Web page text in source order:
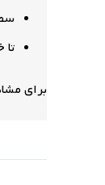
سطوح
برای